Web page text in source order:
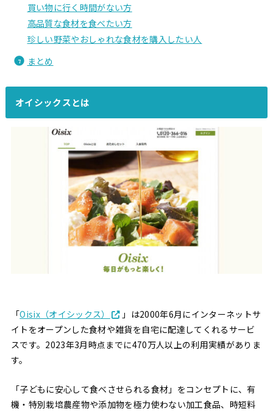
買い物に行く時間がない方
高品質な食材を食べたい方
珍しい野菜やおしゃれな食材を購入したい人
まとめ
オイシックスとは
「Oisix（オイシックス）
」は2000年6月にインターネットサ
イトをオープンした食材や雑貨を自宅に配達してくれるサービ
スです。2023年3月時点までに470万人以上の利用実績がありま
す。
「子どもに安心して食べさせられる食材」をコンセプトに、有
機・特別栽培農産物や添加物を極力使わない加工食品、時短料